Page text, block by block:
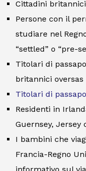
Cittadini
Persone con il
studiare nel
“settled” o “pre-
Titolari di
britannici oversas
Titolari di
Residenti in
Guernsey, Jersey
I bambini che
Francia-Regno
informativo sul